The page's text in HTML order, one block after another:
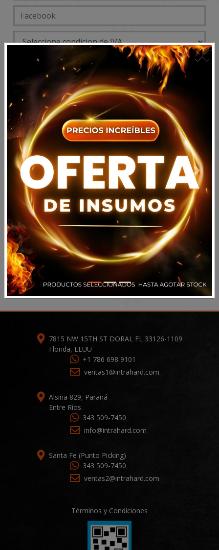
×
Previous Next
DATOS ENTREGA
Acepto todos los términos y condiciones
Volver
Registrarse
7815 NW 15TH ST DORAL FL 33126-1109
Florida, EEUU
+1 786 698 9101
ventas1@intrahard.com
Alsina 829, Paraná
Entre Ríos
343 509-7450
info@intrahard.com
Santa Fe (Punto Picking)
343 509-7450
ventas2@intrahard.com
Términos y Condiciones